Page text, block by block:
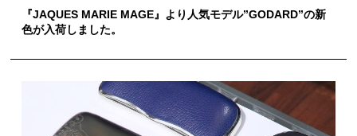
『JAQUES MARIE MAGE』より人気モデル”GODARD”の新
色が入荷しました。